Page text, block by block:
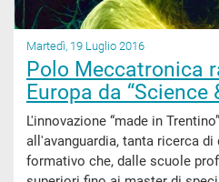
Martedì, 19 Luglio 2016
Polo Meccatronica
Europa da “Science
L'innovazione “made in
all'avanguardia, tanta ricerca
formativo che, dalle scuole